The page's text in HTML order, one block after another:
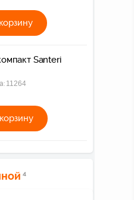
Santeri
11264
4